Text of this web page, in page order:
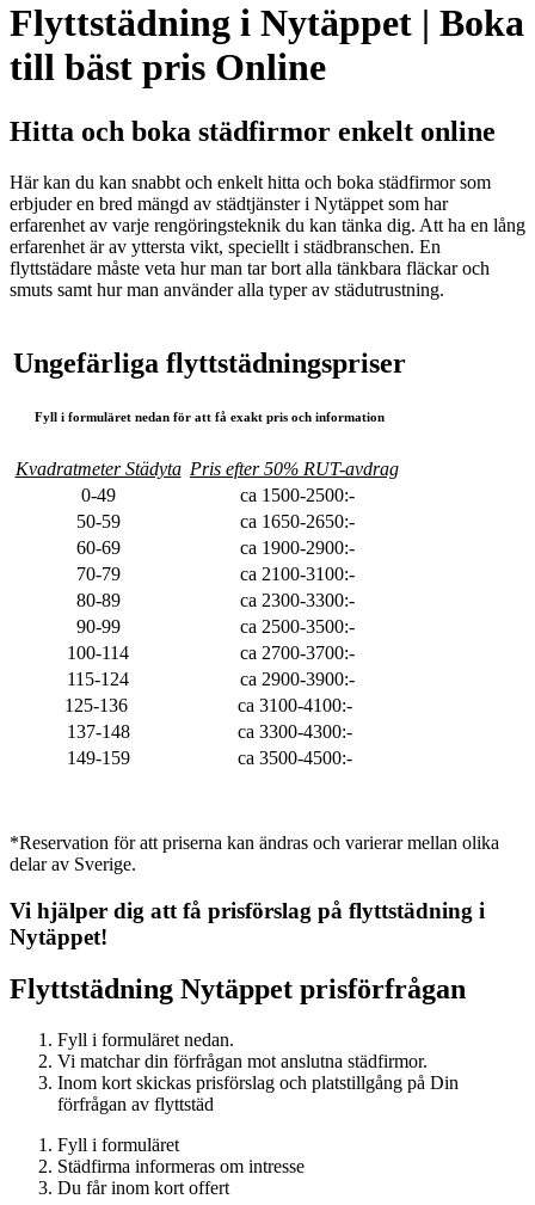
Flyttstädning i Nytäppet | Boka
till bäst pris Online
Hitta och boka städfirmor enkelt online
Här kan du kan snabbt och enkelt hitta och boka städfirmor som
erbjuder en bred mängd av städtjänster i Nytäppet som har
erfarenhet av varje rengöringsteknik du kan tänka dig. Att ha en lång
erfarenhet är av yttersta vikt, speciellt i städbranschen. En
flyttstädare måste veta hur man tar bort alla tänkbara fläckar och
smuts samt hur man använder alla typer av städutrustning.
Ungefärliga flyttstädningspriser
Fyll i formuläret nedan för att få exakt pris och information
Kvadratmeter Städyta Pris efter 50% RUT-avdrag
0-49
ca 1500-2500:-
50-59
ca 1650-2650:-
60-69
ca 1900-2900:-
70-79
ca 2100-3100:-
80-89
ca 2300-3300:-
90-99
ca 2500-3500:-
100-114
ca 2700-3700:-
115-124
ca 2900-3900:-
125-136
ca 3100-4100:-
137-148
ca 3300-4300:-
149-159
ca 3500-4500:-
*Reservation för att priserna kan ändras och varierar mellan olika
delar av Sverige.
Vi hjälper dig att få prisförslag på flyttstädning i
Nytäppet!
Flyttstädning Nytäppet prisförfrågan
Fyll i formuläret nedan.
Vi matchar din förfrågan mot anslutna städfirmor.
Inom kort skickas prisförslag och platstillgång på Din
förfrågan av flyttstäd
Fyll i formuläret
Städfirma informeras om intresse
Du får inom kort offert